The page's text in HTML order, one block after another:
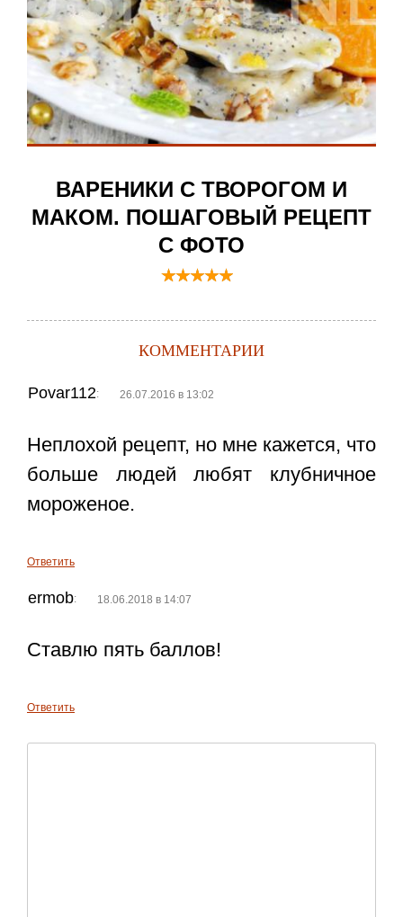
ВАРЕНИКИ С ТВОРОГОМ И
МАКОМ. ПОШАГОВЫЙ РЕЦЕПТ
С ФОТО
КОММЕНТАРИИ
Povar112: 26.07.2016 в 13:02
Неплохой рецепт, но мне кажется, что
больше людей любят клубничное
мороженое.
Ответить
ermob: 18.06.2018 в 14:07
Ставлю пять баллов!
Ответить